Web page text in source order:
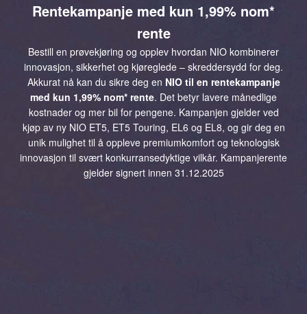
Rentekampanje med kun 1,99% nom*
rente
Bestill en prøvekjøring og opplev hvordan NIO kombinerer
innovasjon, sikkerhet og kjøreglede – skreddersydd for deg.
Akkurat nå kan du sikre deg en NIO til en rentekampanje
med kun 1,99% nom* rente. Det betyr lavere månedlige
kostnader og mer bil for pengene. Kampanjen gjelder ved
kjøp av ny NIO ET5, ET5 Touring, EL6 og EL8, og gir deg en
unik mulighet til å oppleve premiumkomfort og teknologisk
innovasjon til svært konkurransedyktige vilkår. Kampanjerente
gjelder signert innen 31.12.2025